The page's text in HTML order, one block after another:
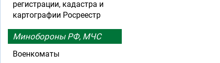
регистрации, кадастра и
картографии Росреестр
Минобороны РФ, МЧС
Военкоматы